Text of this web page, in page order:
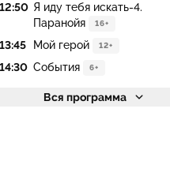
12:50 Я иду тебя искать-4.
Паранойя
16+
13:45 Мой герой 12+
14:30 События 6+
Вся программа